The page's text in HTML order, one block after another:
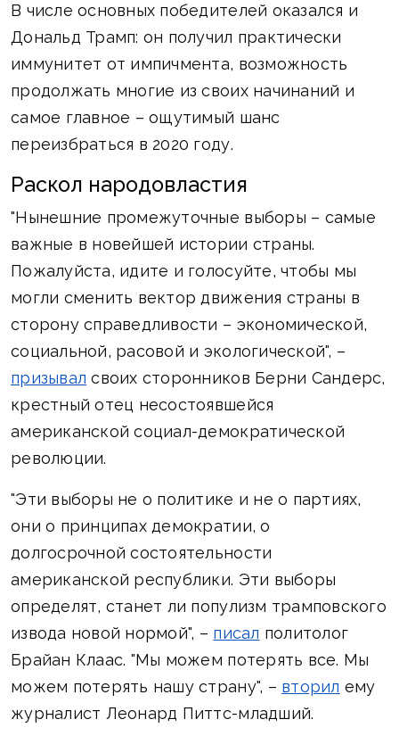
В числе основных победителей оказался и
Дональд Трамп: он получил практически
иммунитет от импичмента, возможность
продолжать многие из своих начинаний и
самое главное – ощутимый шанс
переизбраться в 2020 году.
Раскол народовластия
"Нынешние промежуточные выборы – самые
важные в новейшей истории страны.
Пожалуйста, идите и голосуйте, чтобы мы
могли сменить вектор движения страны в
сторону справедливости – экономической,
социальной, расовой и экологической", –
призывал своих сторонников Берни Сандерс,
крестный отец несостоявшейся
американской социал-демократической
революции.
"Эти выборы не о политике и не о партиях,
они о принципах демократии, о
долгосрочной состоятельности
американской республики. Эти выборы
определят, станет ли популизм трамповского
извода новой нормой", – писал политолог
Брайан Клаас. "Мы можем потерять все. Мы
можем потерять нашу страну", – вторил ему
журналист Леонард Питтс-младший.